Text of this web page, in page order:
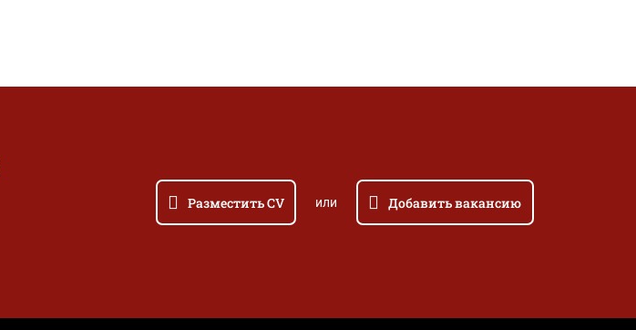
Разместить CV или Добавить вакансию